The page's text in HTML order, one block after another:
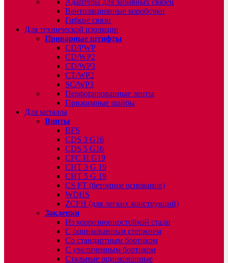
Адаптеры для забивных связей
Вентиляционные коробочки
Гибкие связи
Для технической изоляции
Приварные штифты
CD/PWP
CD/WP2
CD/WP3
CT/WP2
SC/WP3
Перфорированные ленты
Прижимные шайбы
Для металла
Винты
BFS
CDS 3 G16
CDS 5 G16
CFC H G19
CHT 3 G 19
CHT 5 G 19
CS FT (бетонное основание)
WDHS
ZCFH (для легких конструкций)
Заклепки
Из коррозионностойкой стали
С оцинкованным стержнем
Со стандартным бортиком
С увеличенным бортиком
Стальные оцинкованные